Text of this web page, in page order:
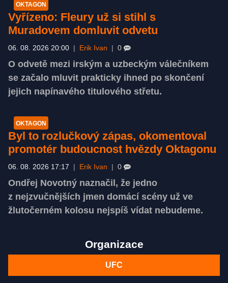
OKTAGON
Vyřízeno: Fleury už si stihl s
Muradovem domluvit odvetu
06. 08. 2026 20:00 Erik Ivan 0
O odvetě mezi irským a uzbeckým válečníkem
se začalo mluvit prakticky ihned po skončení
jejich napínavého titulového střetu.
OKTAGON
Byl to rozlučkový zápas, okomentoval
promotér budoucnost hvězdy Oktagonu
06. 08. 2026 17:17 Erik Ivan 0
Ondřej Novotný naznačil, že jedno
z nejzvučnějších jmen domácí scény už ve
žlutočerném kolosu nejspíš vídat nebudeme.
Organizace
UFC